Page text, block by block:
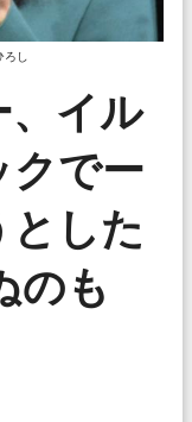
し
、イル
クでー
した
のも